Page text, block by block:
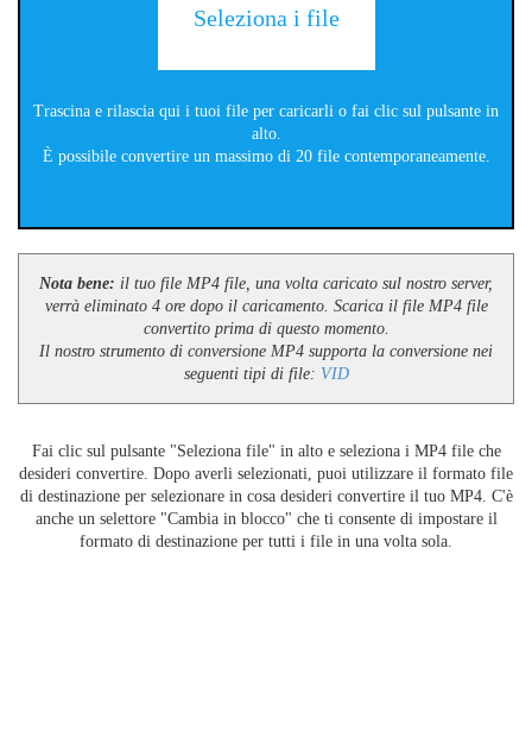
Seleziona i file
Trascina e rilascia qui i tuoi file per caricarli o fai clic sul pulsante in
alto.
È possibile convertire un massimo di 20 file contemporaneamente.
Nota bene: il tuo file MP4 file, una volta caricato sul nostro server,
verrà eliminato 4 ore dopo il caricamento. Scarica il file MP4 file
convertito prima di questo momento.
Il nostro strumento di conversione MP4 supporta la conversione nei
seguenti tipi di file: VID
Fai clic sul pulsante "Seleziona file" in alto e seleziona i MP4 file che
desideri convertire. Dopo averli selezionati, puoi utilizzare il formato file
di destinazione per selezionare in cosa desideri convertire il tuo MP4. C'è
anche un selettore "Cambia in blocco" che ti consente di impostare il
formato di destinazione per tutti i file in una volta sola.